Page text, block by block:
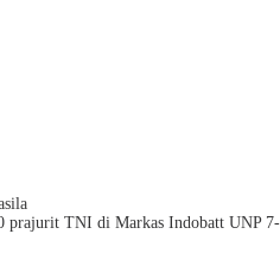
prajurit TNI di Markas Indobatt UNP